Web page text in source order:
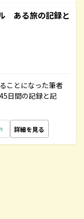
ある旅の記録と
ことになった筆者
日間の記録と記
詳細を見る